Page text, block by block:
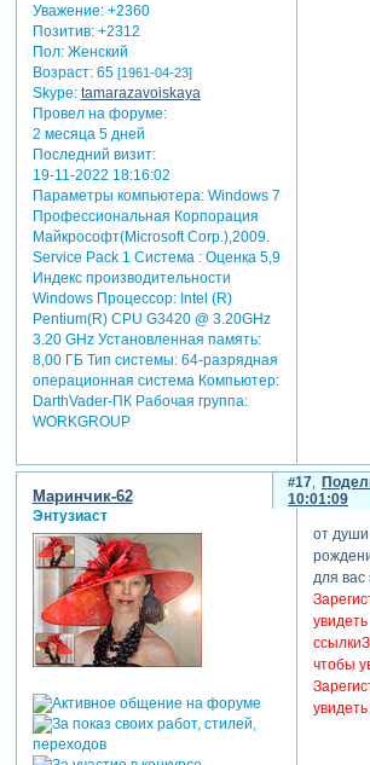
Уважение: +2360
Позитив: +2312
Пол:Женский
Возраст:65 [1961-04-23]
Skype: tamarazavoiskaya
Провел на форуме:
2 месяца 5 дней
Последний визит:
19-11-2022 18:16:02
Параметры компьютера:Windows 7
Профессиональная Корпорация
Майкрософт(Microsoft Corp.),2009.
Service Pack 1 Система : Оценка 5,9
Индекс производительности
Windows Процессор: Intel (R)
Pentium(R) CPU G3420 @ 3.20GHz
3.20 GHz Установленная память:
8,00 ГБ Тип системы: 64-разрядная
операционная система Компьютер:
DarthVader-ПК Рабочая группа:
WORKGROUP
17
10:01:09
Маринчик-62
Энтузиаст
от
для вас
увидеть
ссылки
чтобы